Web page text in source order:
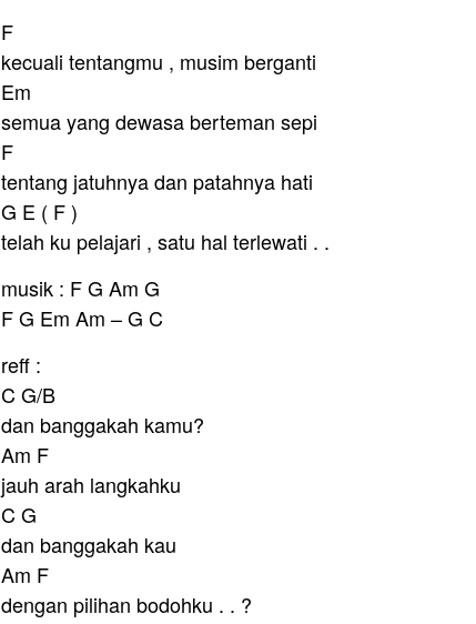
F
kecuali tentangmu , musim berganti
Em
semua yang dewasa berteman sepi
F
tentang jatuhnya dan patahnya hati
G E ( F )
telah ku pelajari , satu hal terlewati . .
musik : F G Am G
F G Em Am – G C
reff :
C G/B
dan banggakah kamu?
Am F
jauh arah langkahku
C G
dan banggakah kau
Am F
dengan pilihan bodohku . . ?